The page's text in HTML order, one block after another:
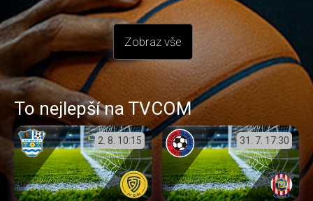
Zobraz vše
To nejlepší na TVCOM
2. 8. 10:15 31. 7. 17:30